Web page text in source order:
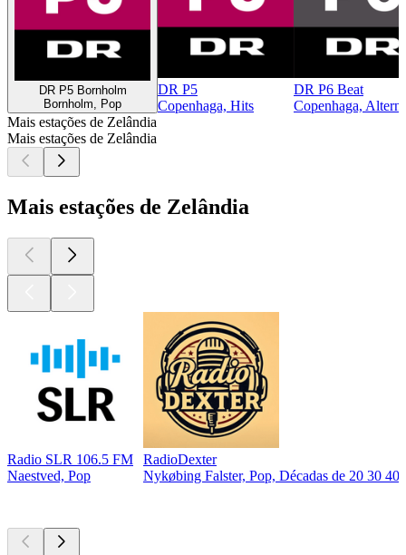
DR P5 Bornholm
Bornholm, Pop
DR P5
Copenhaga, Hits
DR P6 Beat
Copenhaga,
Mais estações de Zelândia
Mais estações de Zelândia
Mais estações de Zelândia
Radio SLR 106.5 FM
Naestved, Pop
RadioDexter
Nykøbing Falster, Pop, Décadas de 20 30 40